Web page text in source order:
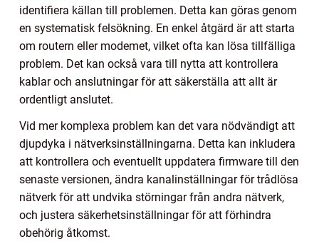
identifiera källan till problemen. Detta kan göras genom
en systematisk felsökning. En enkel åtgärd är att starta
om routern eller modemet, vilket ofta kan lösa tillfälliga
problem. Det kan också vara till nytta att kontrollera
kablar och anslutningar för att säkerställa att allt är
ordentligt anslutet.
Vid mer komplexa problem kan det vara nödvändigt att
djupdyka i nätverksinställningarna. Detta kan inkludera
att kontrollera och eventuellt uppdatera firmware till den
senaste versionen, ändra kanalinställningar för trådlösa
nätverk för att undvika störningar från andra nätverk,
och justera säkerhetsinställningar för att förhindra
obehörig åtkomst.